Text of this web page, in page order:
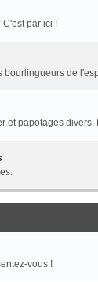
par ici !
de
et papotages
vous !